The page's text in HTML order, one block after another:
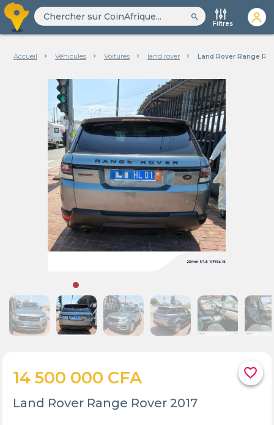
search
Filtres
Accueil Véhicules Voitures land rover Land Rover Range
favorite_border
14 500 000 CFA
Land Rover Range Rover 2017